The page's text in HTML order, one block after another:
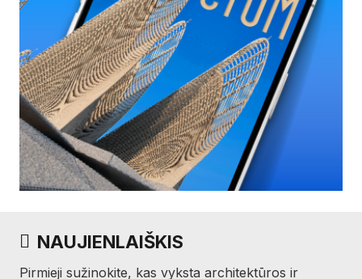
NAUJIENLAIŠKIS
Pirmieji sužinokite, kas vyksta architektūros ir